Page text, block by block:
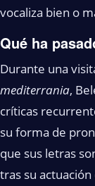
vocaliza bien o
Qué ha
Durante una
mediterrania,
críticas
su forma de
que sus letras
tras su